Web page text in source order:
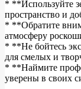
* **Используйте
пространство и
* **Обратите
атмосферу
* **Не бойтесь
для смелых и
* **Наймите
уверены в своих